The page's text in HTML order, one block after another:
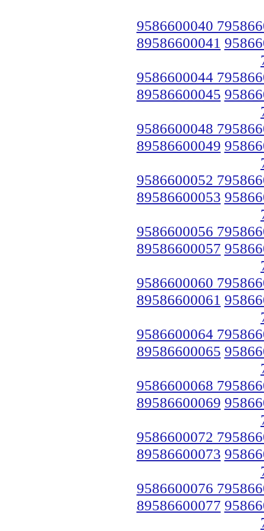
9586600040
89586600041
9586600044
89586600045
9586600048
89586600049
9586600052
89586600053
9586600056
89586600057
9586600060
89586600061
9586600064
89586600065
9586600068
89586600069
9586600072
89586600073
9586600076
89586600077